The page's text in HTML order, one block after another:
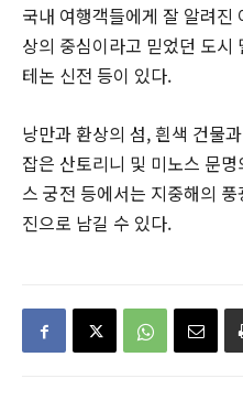
국내 여행객들에게 잘 알려진
상의 중심이라고 믿었던 도시
테논 신전 등이 있다.
낭만과 환상의 섬, 흰색 건물
잡은 산토리니 및 미노스 문
스 궁전 등에서는 지중해의
진으로 남길 수 있다.